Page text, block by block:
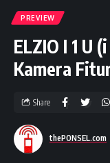
PREVIEW
ELZIO I 1 U
Kamera
thePONSEL.com
Share